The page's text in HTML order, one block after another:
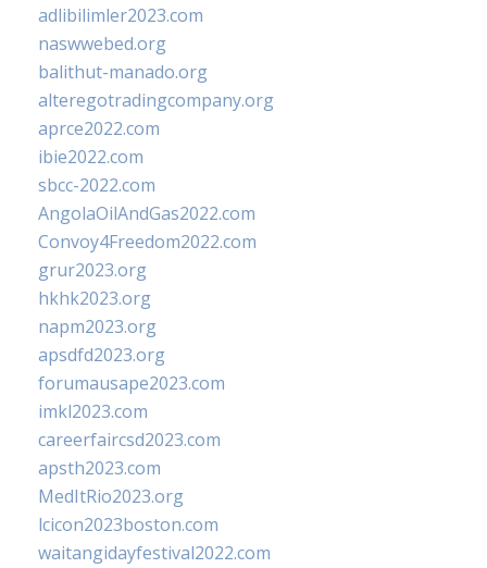
adlibilimler2023.com
naswwebed.org
balithut-manado.org
alteregotradingcompany.org
aprce2022.com
ibie2022.com
sbcc-2022.com
AngolaOilAndGas2022.com
Convoy4Freedom2022.com
grur2023.org
hkhk2023.org
napm2023.org
apsdfd2023.org
forumausape2023.com
imkl2023.com
careerfaircsd2023.com
apsth2023.com
MedItRio2023.org
lcicon2023boston.com
waitangidayfestival2022.com